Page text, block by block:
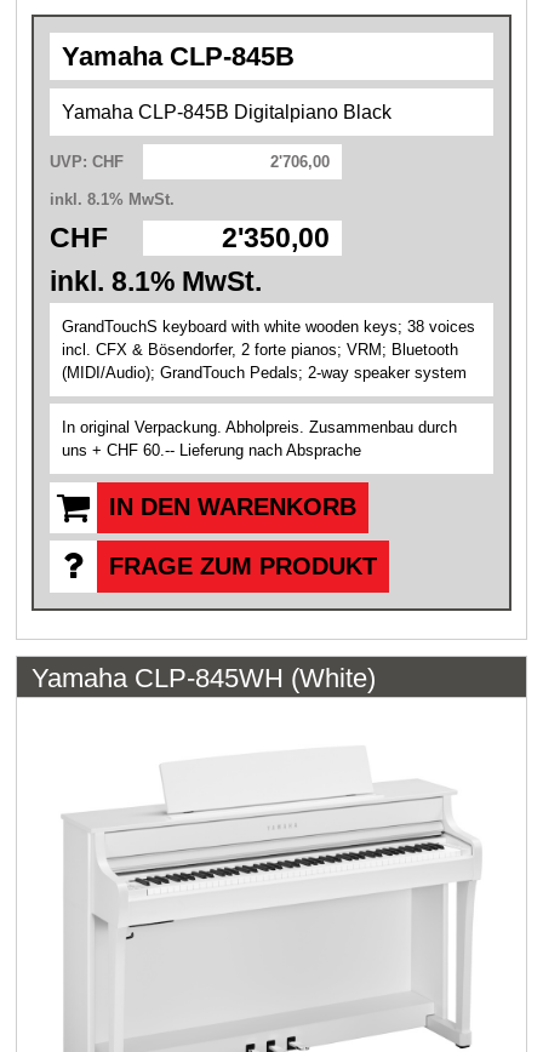
Yamaha CLP-845B
Yamaha CLP-845B Digitalpiano Black
UVP: CHF 2'706,00
inkl. 8.1% MwSt.
CHF
2'350,00
inkl. 8.1% MwSt.
GrandTouchS keyboard with white wooden keys; 38 voices
incl. CFX & Bösendorfer, 2 forte pianos; VRM; Bluetooth
(MIDI/Audio); GrandTouch Pedals; 2-way speaker system
In original Verpackung. Abholpreis. Zusammenbau durch
uns + CHF 60.-- Lieferung nach Absprache
IN DEN WARENKORB
FRAGE ZUM PRODUKT
Yamaha CLP-845WH (White)